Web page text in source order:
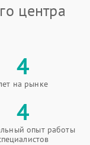
центра
4
на рынке
4
опыт работы